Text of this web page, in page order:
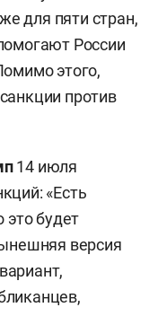
для пяти стран,
России
этого,
против
14 июля
«Есть
это будет
версия